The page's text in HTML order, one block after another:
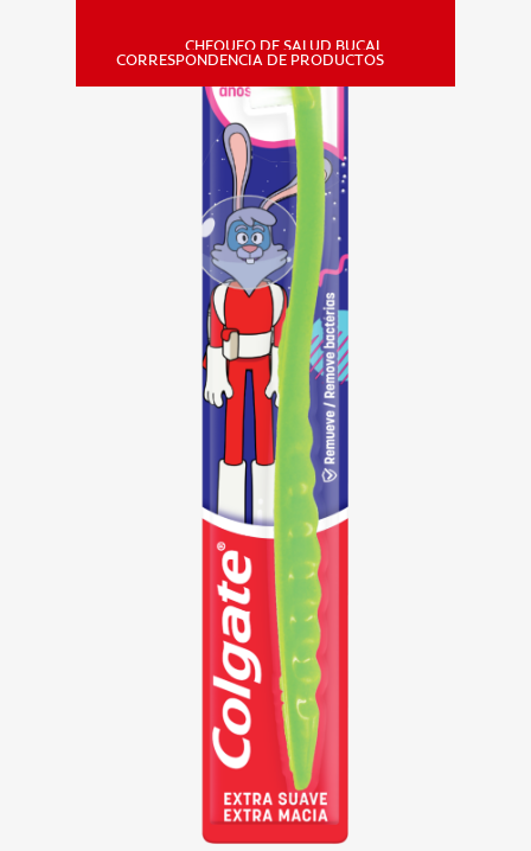
CHEQUEO DE SALUD BUCAL
CORRESPONDENCIA DE PRODUCTOS
CHEQUEO DE SALUD BUCAL
CORRESPONDENCIA DE PRODUCTOS